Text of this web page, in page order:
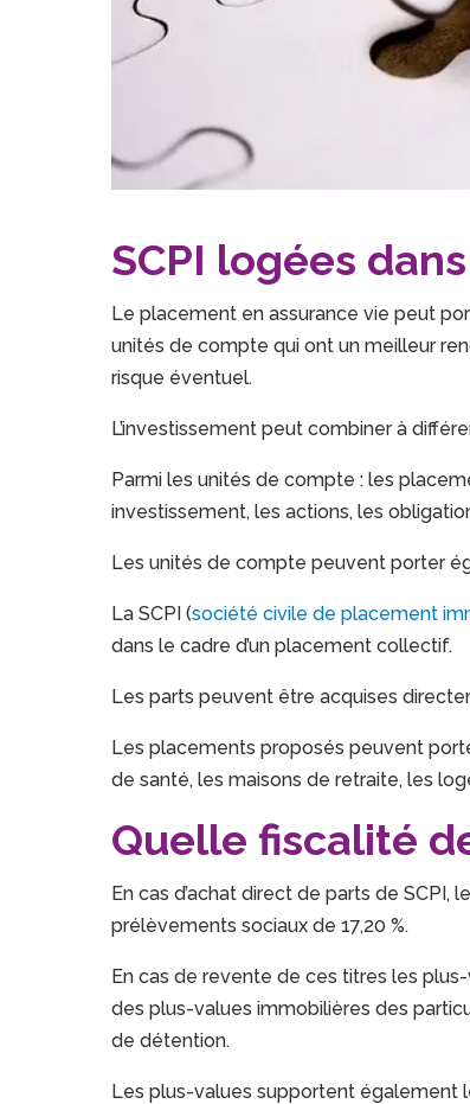
SCPI logées
Le placement en assurance vie peut
unités de compte qui ont un meilleur
risque éventuel.
L’investissement peut combiner à
Parmi les unités de compte : les
investissement, les actions, les
Les unités de compte peuvent porter
La SCPI (société civile de placement
dans le cadre d’un placement collectif.
Les parts peuvent être acquises
Les placements proposés peuvent
de santé, les maisons de retraite, les
Quelle fiscalité
En cas d’achat direct de parts de SCPI,
prélèvements sociaux de 17,20 %.
En cas de revente de ces titres les
des plus-values immobilières des
de détention.
Les plus-values supportent également